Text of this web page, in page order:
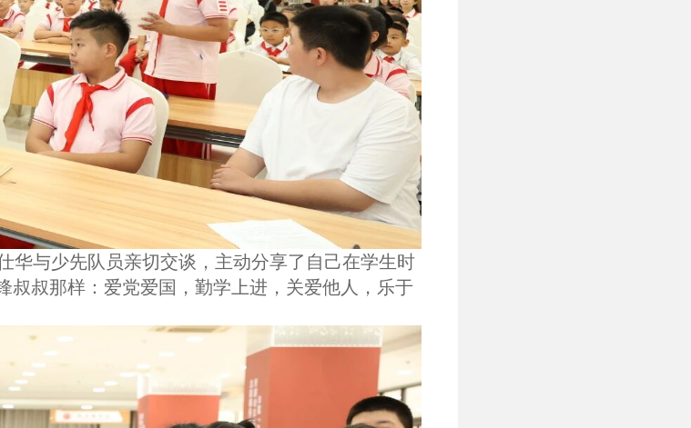
华与少先队员亲切交谈，主动分享了自己在学生时
叔叔那样：爱党爱国，勤学上进，关爱他人，乐于